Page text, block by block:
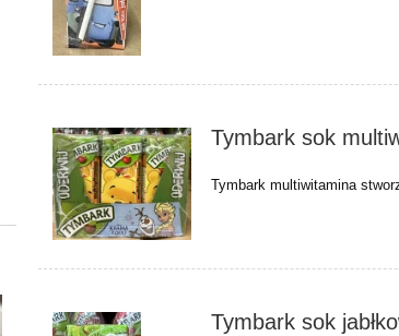
Tymbark sok
Tymbark multiwitamina
Tymbark sok